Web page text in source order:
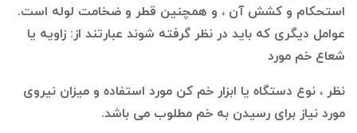
استحکام و کشش آن ، و همچنین قطر و ضخامت لوله است.
عوامل دیگری که باید در نظر گرفته شوند عبارتند از: زاویه یا
شعاع خم مورد
نظر ، نوع دستگاه یا ابزار خم کن مورد استفاده و میزان نیروی
مورد نیاز برای رسیدن به خم مطلوب می باشد.